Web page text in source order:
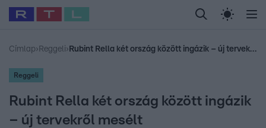
Legfrissebb RTL Híradó Randi Celeb vagyok,
Babits Marcella Most Wanted Gallusz
Címlap› Reggeli› Rubint Rella két ország között ingázik – új tervekről mesélt
Reggeli
Rubint Rella két ország között ingázik
– új tervekről mesélt